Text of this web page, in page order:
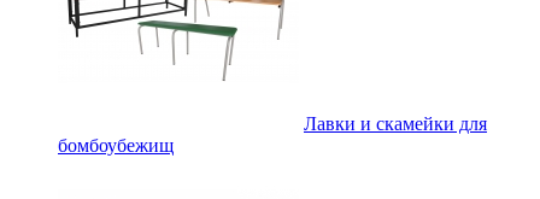
Лавки и скамейки для
бомбоубежищ